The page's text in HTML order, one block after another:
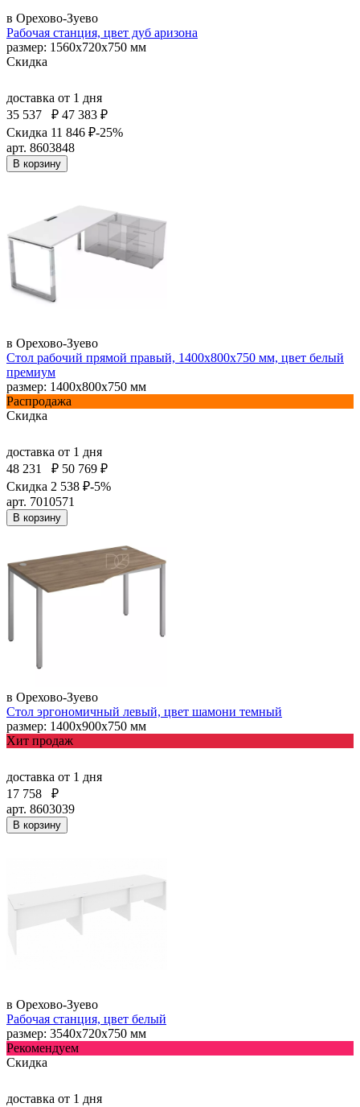
в Орехово-Зуево
Рабочая станция, цвет дуб аризона
размер: 1560х720х750 мм
Скидка
доставка от 1 дня
35 537
₽ 47 383 ₽
Скидка 11 846 ₽-25%
арт. 8603848
В корзину
в Орехово-Зуево
Стол рабочий прямой правый, 1400х800х750 мм, цвет белый
премиум
размер: 1400х800х750 мм
Распродажа
Скидка
доставка от 1 дня
48 231
₽ 50 769 ₽
Скидка 2 538 ₽-5%
арт. 7010571
В корзину
в Орехово-Зуево
Стол эргономичный левый, цвет шамони темный
размер: 1400х900х750 мм
Хит продаж
доставка от 1 дня
17 758
₽
арт. 8603039
В корзину
в Орехово-Зуево
Рабочая станция, цвет белый
размер: 3540х720х750 мм
Рекомендуем
Скидка
доставка от 1 дня